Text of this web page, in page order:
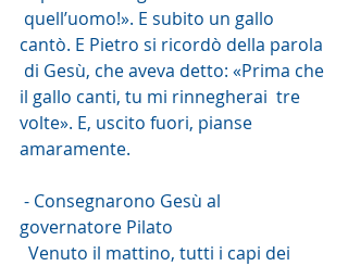
quell’uomo!». E subito un gallo
cantò. E Pietro si ricordò della parola
di Gesù, che aveva detto: «Prima che
il gallo canti, tu mi rinnegherai  tre
volte». E, uscito fuori, pianse
amaramente.
governatore Pilato